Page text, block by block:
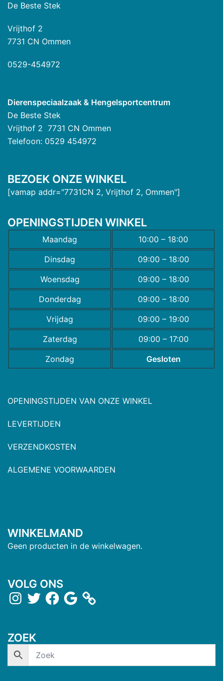
De Beste Stek
Vrijthof 2
7731 CN Ommen
0529-454972
Dierenspeciaalzaak & Hengelsportcentrum
De Beste Stek
Vrijthof 2 7731 CN Ommen
Telefoon: 0529 454972
BEZOEK ONZE WINKEL
[vamap addr="7731CN 2, Vrijthof 2, Ommen"]
OPENINGSTIJDEN WINKEL
Maandag
10:00 – 18:00
Dinsdag
09:00 – 18:00
Woensdag
09:00 – 18:00
Donderdag
09:00 – 18:00
Vrijdag
09:00 – 19:00
Zaterdag
09:00 – 17:00
Zondag
Gesloten
OPENINGSTIJDEN VAN ONZE WINKEL
LEVERTIJDEN
VERZENDKOSTEN
ALGEMENE VOORWAARDEN
WINKELMAND
Geen producten in de winkelwagen.
VOLG ONS
ZOEK